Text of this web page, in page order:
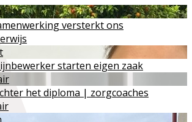
versterkt ons
starten eigen zaak
het diploma | zorgcoaches